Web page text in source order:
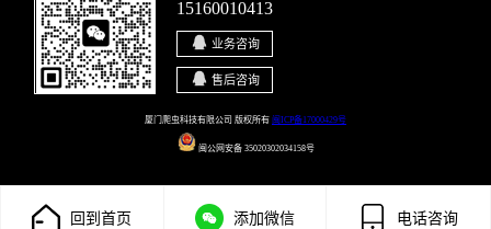
移动APP
智慧校园解决方案
智慧停车解决方案
厦门微商城开发
博客园
爬虫动态
15160010413
业务咨询
售后咨询
厦门爬虫科技有限公司 版权所有 闽ICP备17000429号
闽公网安备 35020302034158号
回到首页 添加微信 电话咨询